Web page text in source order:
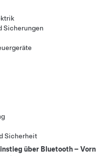
Sicherungen
Sicherheit
über Bluetooth – Vorn